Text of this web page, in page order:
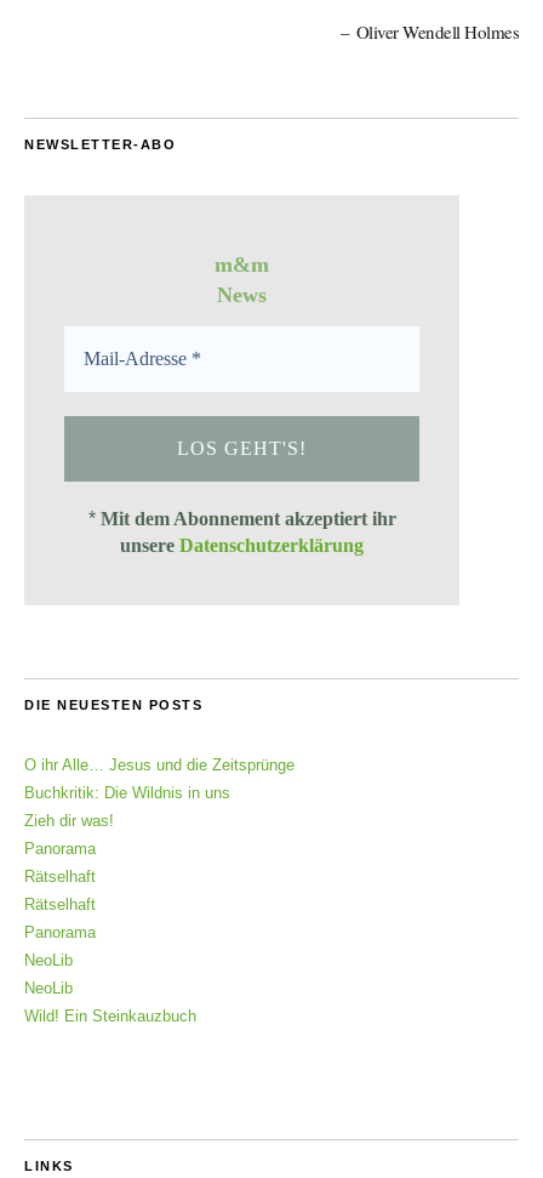
Oliver Wendell Holmes
NEWSLETTER-ABO
m&m
News
* Mit dem Abonnement akzeptiert ihr
unsereDatenschutzerklärung
DIE NEUESTEN POSTS
O ihr Alle… Jesus und die Zeitsprünge
Buchkritik: Die Wildnis in uns
Zieh dir was!
Panorama
Rätselhaft
Rätselhaft
Panorama
NeoLib
NeoLib
Wild! Ein Steinkauzbuch
LINKS